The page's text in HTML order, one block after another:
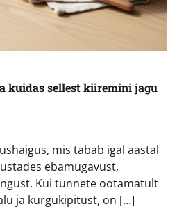
kuidas sellest kiiremini jagu
mis tabab igal aastal
ebamugavust,
Kui tunnete ootamatult
ja kurgukipitust, on […]